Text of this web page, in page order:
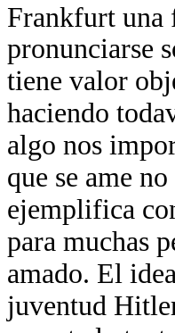
Frankfurt una
pronunciarse
tiene valor
haciendo
algo nos
que se ame
ejemplifica
para muchas
amado. El
juventud